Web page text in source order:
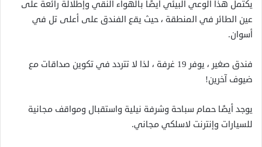
يكتمل هذا الوعي البيئي أيضًا بالهواء النقي وإطلالة رائعة على
عين الطائر في المنطقة ، حيث يقع الفندق على أعلى تل في
أسوان.
فندق صغير ، يوفر 19 غرفة ، لذا لا تتردد في تكوين صداقات مع
ضيوف آخرين!
يوجد أيضًا حمام سباحة وشرفة نيلية واستقبال ومواقف مجانية
للسيارات وإنترنت لاسلكي مجاني.